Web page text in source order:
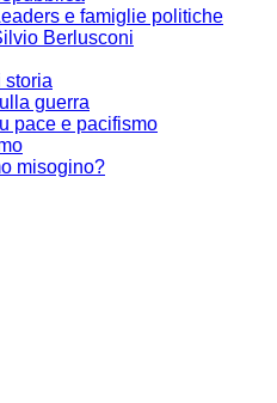
e famiglie politiche
Berlusconi
storia
guerra
pace e pacifismo
misogino?